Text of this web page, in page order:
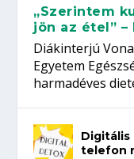
„Szerintem
jön az étel”
Diákinterjú
Egyetem
harmadéves
Digitális
telefon